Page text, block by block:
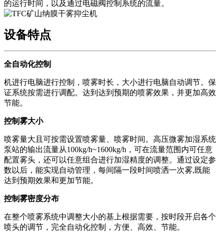
的运行时间，以及通过电磁阀控制系统的流量。
设备特点
全自动化控制
机进行电脑进行控制，喷雾时长，大小进行电脑自动调节。保
证系统按需进行调配。达到达到预期的喷雾效果，并更加高效
节能。
控制雾大小
喷雾量大且可按需设置喷雾量、喷雾时间。高压微雾加湿系统
泵站的输出流量从100kg/h~1600kg/h，可在流量范围内可任意
配置雾头，还可以任意组合进行加湿精度的调整。通过设定参
数以后，能实现自动管理，每间隔一段时间喷洒一次雾,既能
达到预期效果和更加节能。
控制雾密度分布
在整个喷雾系统中调整大小的基上根据需要，按时段开启各个
喷头的调节，完全自动化控制，方便、高效、节能。